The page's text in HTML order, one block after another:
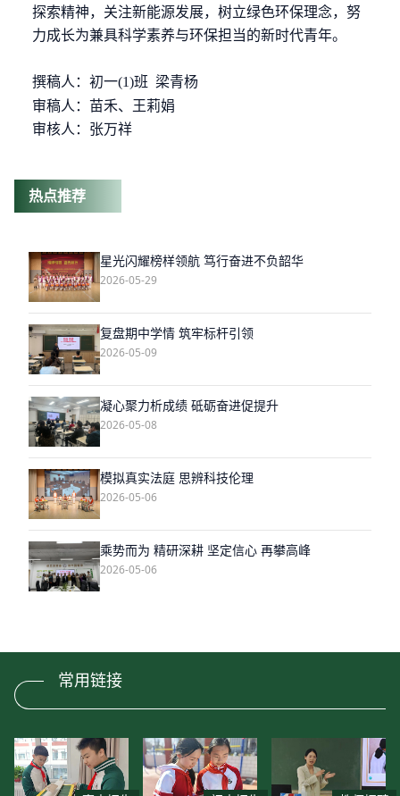
探索精神，关注新能源发展，树立绿色环保理念，努
力成长为兼具科学素养与环保担当的新时代青年。
撰稿人：初一(1)班 梁青杨
审稿人：苗禾、王莉娟
审核人：张万祥
热点推荐
星光闪耀榜样领航 笃行奋进不负韶华
2026-05-29
复盘期中学情 筑牢标杆引领
2026-05-09
凝心聚力析成绩 砥砺奋进促提升
2026-05-08
模拟真实法庭 思辨科技伦理
2026-05-06
乘势而为 精研深耕 坚定信心 再攀高峰
2026-05-06
常用链接